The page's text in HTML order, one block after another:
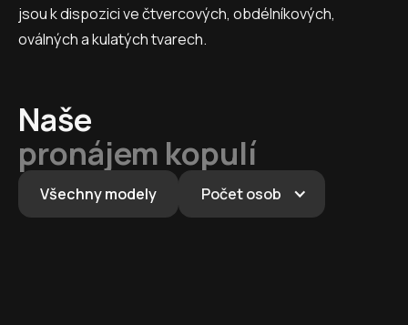
jsou k dispozici ve čtvercových, obdélníkových,
oválných a kulatých tvarech.
Naše
pronájem kopulí
Všechny modely Počet osob